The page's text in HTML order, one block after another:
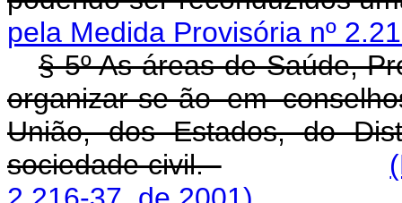
pela Medida Provisória nº
§ 5º As áreas de Saúde,
organizar-se-ão em
União, dos Estados, do
sociedade civil.